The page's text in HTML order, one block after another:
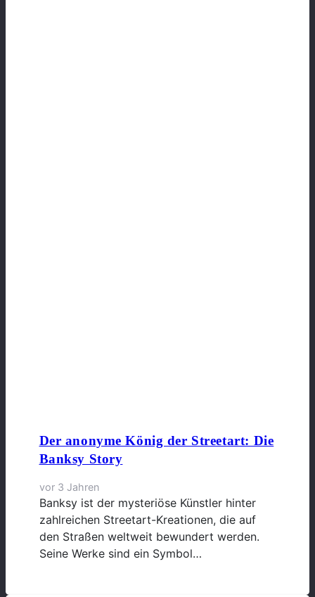
Der anonyme König der Streetart: Die
Banksy Story
vor 3 Jahren
Banksy ist der mysteriöse Künstler hinter
zahlreichen Streetart-Kreationen, die auf
den Straßen weltweit bewundert werden.
Seine Werke sind ein Symbol…